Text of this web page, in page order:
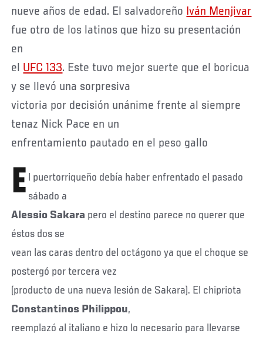
nueve años de edad. El salvadoreño Iván Menjivar
fue otro de los latinos que hizo su presentación
en
el UFC 133. Este tuvo mejor suerte que el boricua
y se llevó una sorpresiva
victoria por decisión unánime frente al siempre
tenaz Nick Pace en un
enfrentamiento pautado en el peso gallo
E
l puertorriqueño debía haber enfrentado el pasado
sábado a
Alessio Sakara pero el destino parece no querer que
éstos dos se
vean las caras dentro del octágono ya que el choque se
postergó por tercera vez
(producto de una nueva lesión de Sakara). El chipriota
Constantinos Philippou,
reemplazó al italiano e hizo lo necesario para llevarse